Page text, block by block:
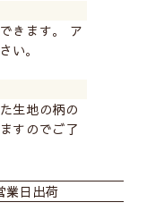
気に入ってる
梱包もとても
したいです。
ちよく過ごせ
ースざっくり
きます。 ア
い。
生地の柄の
すのでご了
業日出荷